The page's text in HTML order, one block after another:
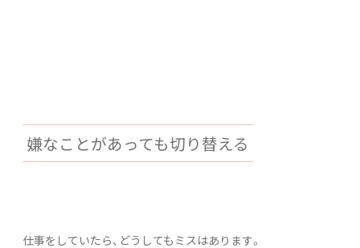
嫌なことがあっても切り替える
仕事をしていたら、どうしてもミスはあります。